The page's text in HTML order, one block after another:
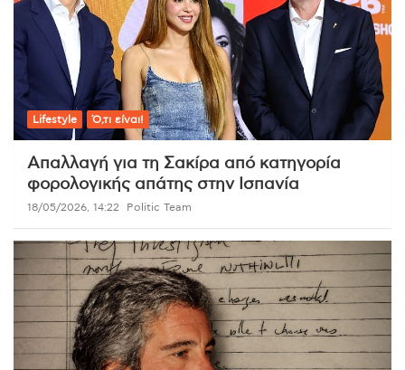
Lifestyle Ό,τι είναι!
Απαλλαγή για τη Σακίρα από κατηγορία
φορολογικής απάτης στην Ισπανία
18/05/2026, 14:22 Politic Team